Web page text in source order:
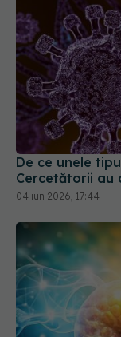
De ce unele
Cercetătorii au
04 iun 2026, 17:44